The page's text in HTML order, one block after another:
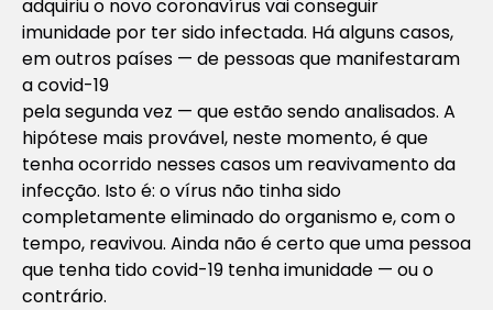
adquiriu o novo coronavírus vai conseguir
imunidade por ter sido infectada. Há alguns casos,
em outros países — de pessoas que manifestaram
a covid-19
pela segunda vez — que estão sendo analisados. A
hipótese mais provável, neste momento, é que
tenha ocorrido nesses casos um reavivamento da
infecção. Isto é: o vírus não tinha sido
completamente eliminado do organismo e, com o
tempo, reavivou. Ainda não é certo que uma pessoa
que tenha tido covid-19 tenha imunidade — ou o
contrário.